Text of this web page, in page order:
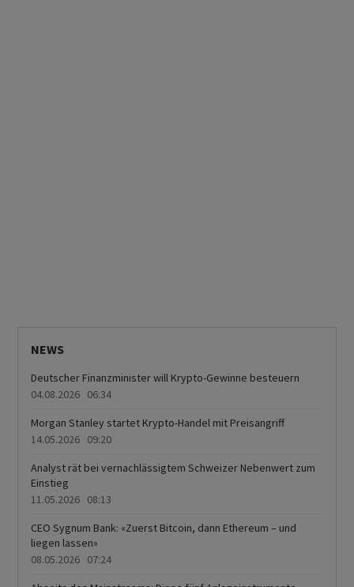
NEWS
Deutscher Finanzminister will Krypto-Gewinne besteuern
04.08.2026 06:34
Morgan Stanley startet Krypto-Handel mit Preisangriff
14.05.2026 09:20
Analyst rät bei vernachlässigtem Schweizer Nebenwert zum
Einstieg
11.05.2026 08:13
CEO Sygnum Bank: «Zuerst Bitcoin, dann Ethereum – und
liegen lassen»
08.05.2026 07:24